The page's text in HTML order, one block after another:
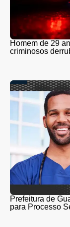
Homem de 29
criminosos
Prefeitura de
para Processo